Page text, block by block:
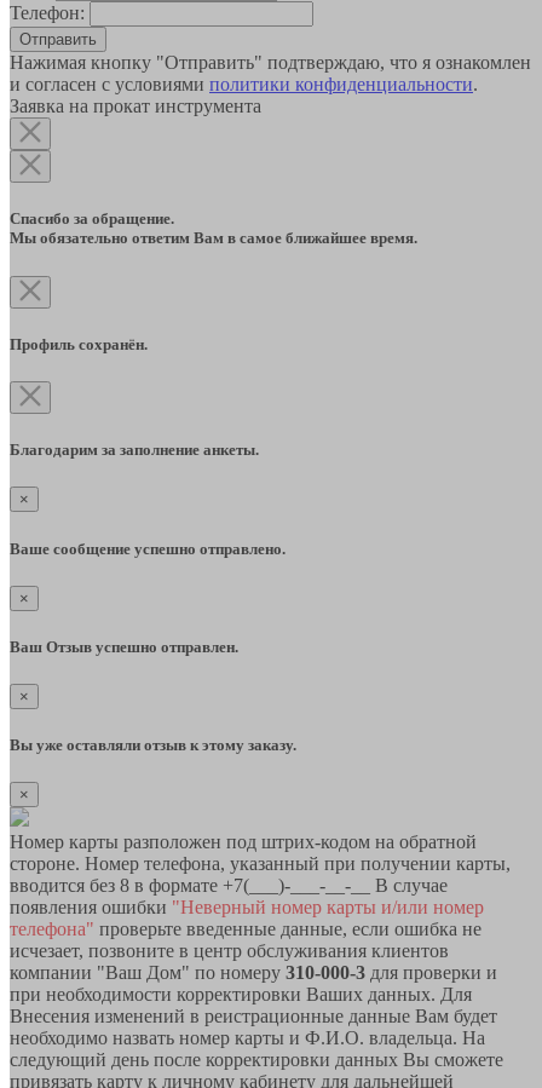
Телефон:
Отправить
Нажимая кнопку "Отправить" подтверждаю, что я ознакомлен
и согласен с условиями политики конфиденциальности.
Заявка на прокат инструмента
Спасибо за обращение.
Мы обязательно ответим Вам в самое ближайшее время.
Профиль сохранён.
Благодарим за заполнение анкеты.
×
Ваше сообщение успешно отправлено.
×
Ваш Отзыв успешно отправлен.
×
Вы уже оставляли отзыв к этому заказу.
×
Номер карты разположен под штрих-кодом на обратной
стороне. Номер телефона, указанный при получении карты,
вводится без 8 в формате +7(___)-___-__-__ В случае
появления ошибки "Неверный номер карты и/или номер
телефона" проверьте введенные данные, если ошибка не
исчезает, позвоните в центр обслуживания клиентов
компании "Ваш Дом" по номеру 310-000-3 для проверки и
при необходимости корректировки Ваших данных. Для
Внесения изменений в реистрационные данные Вам будет
необходимо назвать номер карты и Ф.И.О. владельца. На
следующий день после корректировки данных Вы сможете
привязать карту к личному кабинету для дальнейшей